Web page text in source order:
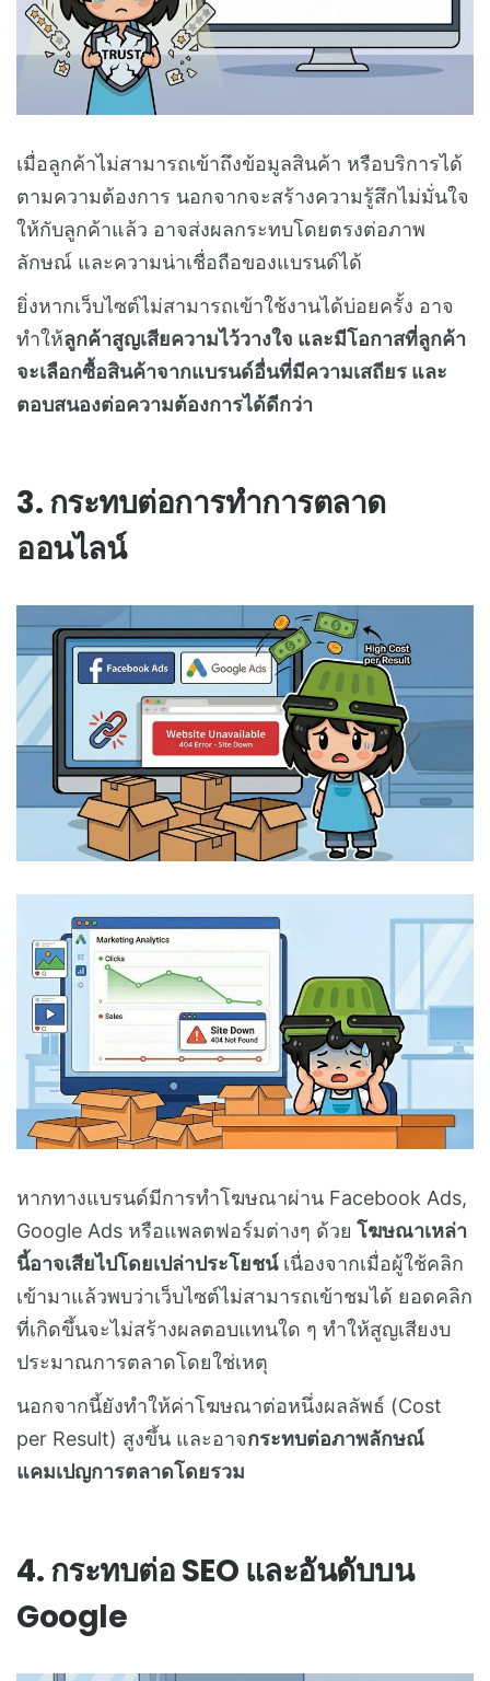
เมื่อลูกค้าไม่สามารถเข้าถึงข้อมูลสินค้า หรือบริการได้
ตามความต้องการ นอกจากจะสร้างความรู้สึกไม่มั่นใจ
ให้กับลูกค้าแล้ว อาจส่งผลกระทบโดยตรงต่อภาพ
ลักษณ์ และความน่าเชื่อถือของแบรนด์ได้
ยิ่งหากเว็บไซต์ไม่สามารถเข้าใช้งานได้บ่อยครั้ง อาจ
ทำให้ลูกค้าสูญเสียความไว้วางใจ และมีโอกาสที่ลูกค้า
จะเลือกซื้อสินค้าจากแบรนด์อื่นที่มีความเสถียร และ
ตอบสนองต่อความต้องการได้ดีกว่า
3. กระทบต่อการทำการตลาด
ออนไลน์
หากทางแบรนด์มีการทำโฆษณาผ่าน Facebook Ads,
Google Ads หรือแพลตฟอร์มต่างๆ ด้วย โฆษณาเหล่า
นี้อาจเสียไปโดยเปล่าประโยชน์เนื่องจากเมื่อผู้ใช้คลิก
เข้ามาแล้วพบว่าเว็บไซต์ไม่สามารถเข้าชมได้ ยอดคลิก
ที่เกิดขึ้นจะไม่สร้างผลตอบแทนใด ๆ ทำให้สูญเสียงบ
ประมาณการตลาดโดยใช่เหตุ
นอกจากนี้ยังทำให้ค่าโฆษณาต่อหนึ่งผลลัพธ์ (Cost
per Result) สูงขึ้น และอาจกระทบต่อภาพลักษณ์
แคมเปญการตลาดโดยรวม
4. กระทบต่อ SEO และอันดับบน
Google